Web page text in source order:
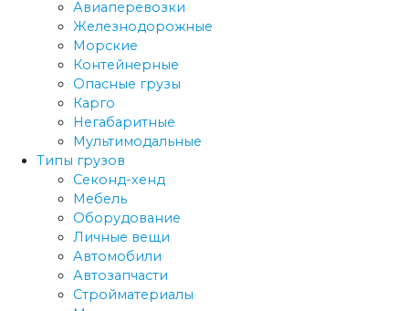
Авиаперевозки
Железнодорожные
Морские
Контейнерные
Опасные грузы
Карго
Негабаритные
Мультимодальные
Типы грузов
Секонд-хенд
Мебель
Оборудование
Личные вещи
Автомобили
Автозапчасти
Стройматериалы